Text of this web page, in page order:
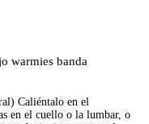
warmies banda
Caliéntalo en el
en el cuello o la lumbar, o